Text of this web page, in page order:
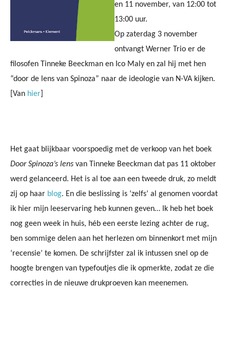
en 11 november, van 12:00 tot
13:00 uur.
Op zaterdag 3 november
ontvangt Werner Trio er de
filosofen Tinneke Beeckman en Ico Maly en zal hij met hen
“door de lens van Spinoza” naar de ideologie van N-VA kijken.
[Van hier
Het gaat blijkbaar voorspoedig met de verkoop van het boek
Door Spinoza’s lens van Tinneke Beeckman dat pas 11 oktober
werd gelanceerd. Het is al toe aan een tweede druk, zo meldt
zij op haar blog. En die beslissing is ‘zelfs’ al genomen voordat
ik hier mijn leeservaring heb kunnen geven… Ik heb het boek
nog geen week in huis, héb een eerste lezing achter de rug,
ben sommige delen aan het herlezen om binnenkort met mijn
‘recensie’ te komen. De schrijfster zal ik intussen snel op de
hoogte brengen van typefoutjes die ik opmerkte, zodat ze die
correcties in de nieuwe drukproeven kan meenemen.